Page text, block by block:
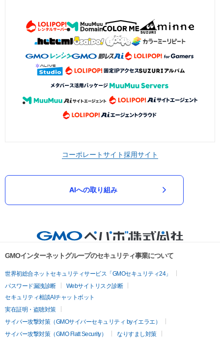
コーポレートサイト採用サイト
AIへの取り組み
GMOインターネットグループのセキュリティ事業について
世界初総合ネットセキュリティサービス「GMOセキュリティ24」
パスワード漏洩診断
Webサイトリスク診断
セキュリティ相談AIチャットボット
実在証明・盗聴対策
サイバー攻撃対策（GMOサイバーセキュリティ byイエラエ）
サイバー攻撃対策（GMO Flatt Security）
なりすまし対策